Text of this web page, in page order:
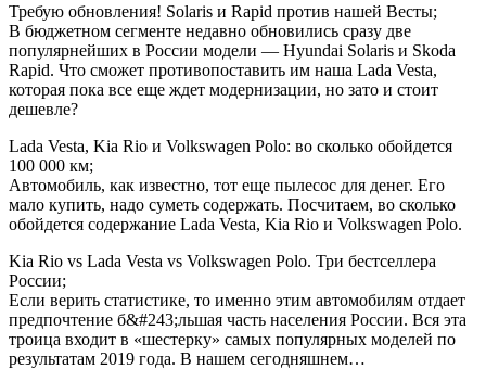
Требую обновления! Solaris и Rapid против нашей Весты;
В бюджетном сегменте недавно обновились сразу две
популярнейших в России модели — Hyundai Solaris и Skoda
Rapid. Что сможет противопоставить им наша Lada Vesta,
которая пока все еще ждет модернизации, но зато и стоит
дешевле?
Lada Vesta, Kia Rio и Volkswagen Polo: во сколько обойдется
100 000 км;
Автомобиль, как известно, тот еще пылесос для денег. Его
мало купить, надо суметь содержать. Посчитаем, во сколько
обойдется содержание Lada Vesta, Kia Rio и Volkswagen Polo.
Kia Rio vs Lada Vesta vs Volkswagen Polo. Три бестселлера
России;
Если верить статистике, то именно этим автомобилям отдает
предпочтение б&#243;льшая часть населения России. Вся эта
троица входит в «шестерку» самых популярных моделей по
результатам 2019 года. В нашем сегодняшнем…